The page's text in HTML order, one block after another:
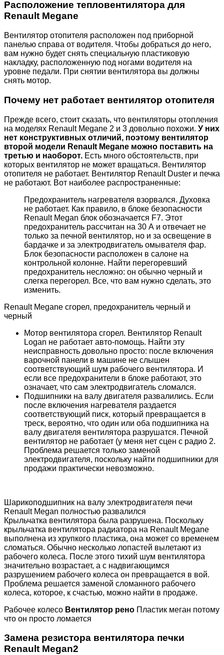
Расположение тепловентилятора для
Renault Megane
Вентилятор отопителя расположен под приборной
панелью справа от водителя. Чтобы добраться до него,
вам нужно будет снять специальную пластиковую
накладку, расположенную под ногами водителя на
уровне педали. При снятии вентилятора вы должны
снять мотор.
Почему нет работает вентилятор отопителя
Прежде всего, стоит сказать, что вентиляторы отопления
на моделях Renault Megane 2 и 3 довольно похожи. У них
нет конструктивных отличий, поэтому вентилятор
второй модели Renault Megane можно поставить на
третью и наоборот. Есть много обстоятельств, при
которых вентилятор не может вращаться. Вентилятор
отопителя не работает. Вентилятор Renault Duster и печка
не работают. Вот наиболее распространенные:
Предохранитель нагревателя взорвался. Духовка
не работает. Как правило, в блоке безопасности
Renault Megan блок обозначается F7. Этот
предохранитель рассчитан на 30 А и отвечает не
только за печной вентилятор, но и за освещение в
бардачке и за электродвигатель омывателя фар.
Блок безопасности расположен в салоне на
контрольной колонне. Найти перегоревший
предохранитель несложно: он обычно черный и
слегка перегорел. Все, что вам нужно сделать, это
изменить.
Renault Megane сгорел, предохранитель черный и
черный
Мотор вентилятора сгорел. Вентилятор Renault
Logan не работает авто-помощь. Найти эту
неисправность довольно просто: после включения
варочной панели в машине не слышен
соответствующий шум рабочего вентилятора. И
если все предохранители в блоке работают, это
означает, что сам электродвигатель сломался.
Подшипники на валу двигателя развалились. Если
после включения нагревателя раздается
соответствующий писк, который превращается в
треск, вероятно, что один или оба подшипника на
валу двигателя вентилятора разрушатся. Печной
вентилятор не работает (у меня нет сцен с радио 2.
Проблема решается только заменой
электродвигателя, поскольку найти подшипники для
продажи практически невозможно.
Шарикоподшипник на валу электродвигателя печи
Renault Megan полностью развалился
Крыльчатка вентилятора была разрушена. Поскольку
крыльчатка вентилятора радиатора на Renault Megane
выполнена из хрупкого пластика, она может со временем
сломаться. Обычно несколько лопастей вылетают из
рабочего колеса. После этого тихий шум вентилятора
значительно возрастает, а с надвигающимся
разрушением рабочего колеса он превращается в вой.
Проблема решается заменой сломанного рабочего
колеса, которое, к счастью, можно найти в продаже.
Рабочее колесо Вентилятор рено Пластик меган потому
что он просто ломается
Замена резистора вентилятора печки
Renault Megan2